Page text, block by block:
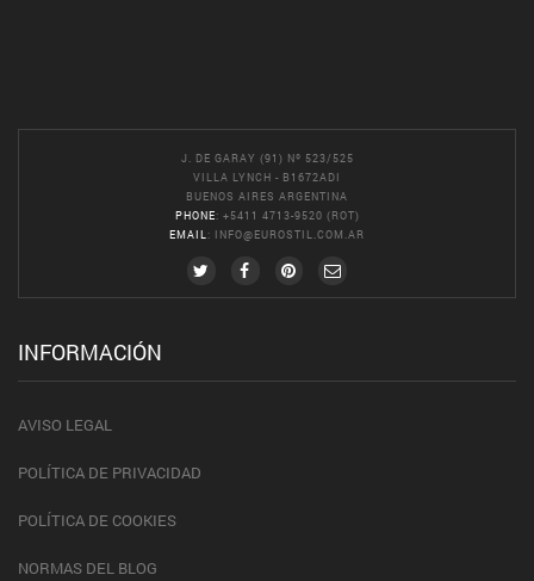
J. DE GARAY (91) Nº 523/525
VILLA LYNCH - B1672ADI
BUENOS AIRES ARGENTINA
PHONE: +5411 4713-9520 (ROT)
EMAIL : INFO@EUROSTIL.COM.AR
INFORMACIÓN
AVISO LEGAL
POLÍTICA DE PRIVACIDAD
POLÍTICA DE COOKIES
NORMAS DEL BLOG